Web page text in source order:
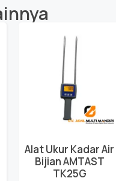
Alat Ukur Kadar Air
Bijian AMTAST
TK25G